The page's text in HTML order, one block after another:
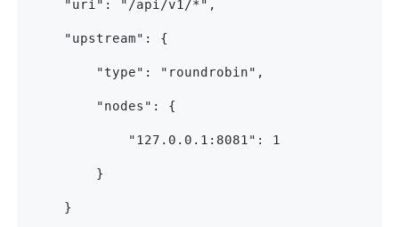
    "uri": "/api/v1/*",
    "upstream": {
        "type": "roundrobin",
        "nodes": {
            "127.0.0.1:8081": 1
        }
    }